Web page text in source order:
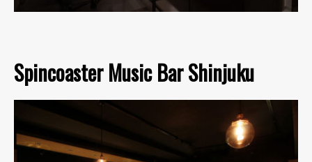
Spincoaster Music Bar Shinjuku